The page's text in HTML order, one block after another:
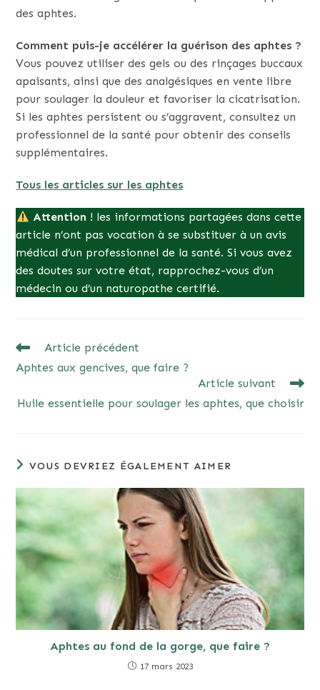
des aphtes.
Comment puis-je accélérer la guérison des aphtes ?
Vous pouvez utiliser des gels ou des rinçages buccaux
apaisants, ainsi que des analgésiques en vente libre
pour soulager la douleur et favoriser la cicatrisation.
Si les aphtes persistent ou s’aggravent, consultez un
professionnel de la santé pour obtenir des conseils
supplémentaires.
Tous les articles sur les aphtes
Attention ! les informations partagées dans cette
article n’ont pas vocation à se substituer à un avis
médical d’un professionnel de la santé. Si vous avez
des doutes sur votre état, rapprochez-vous d’un
médecin ou d’un naturopathe certifié.
READ
ARTICLES
Article précédent
Aphtes aux gencives, que faire ?
Article suivant
Huile essentielle pour soulager les aphtes, que choisir
VOUS DEVRIEZ ÉGALEMENT AIMER
Aphtes au fond de la gorge, que faire ?
17 mars 2023